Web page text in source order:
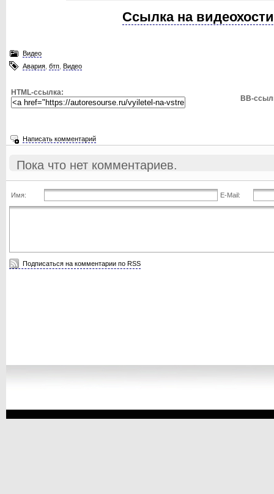
Ссылка на
Видео
Авария бтп Видео
HTML-ссылка:
BB-
Написать комментарий
Пока что нет комментариев.
Имя: E-Mail:
Подписаться на комментарии по RSS